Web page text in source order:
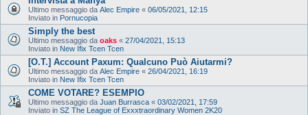
Ultimo messaggio da Alec Empire « 06/05/2021, 12:15
Inviato in Pornucopia
Simply the best
Ultimo messaggio da oaks « 27/04/2021, 15:13
Inviato in New Ifix Tcen Tcen
[O.T.] Account Paxum: Qualcuno Può Aiutarmi?
Ultimo messaggio da Alec Empire « 26/04/2021, 16:19
Inviato in New Ifix Tcen Tcen
COME VOTARE? ESEMPIO
Ultimo messaggio da Juan Burrasca « 03/02/2021, 17:59
Inviato in SZ The League of Exxxtraordinary Women 2K20